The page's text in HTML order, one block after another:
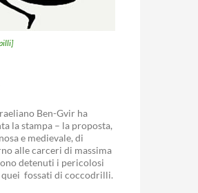
Ben-Gvir ha
la stampa – la proposta,
e medievale, di
alle carceri di massima
detenuti i pericolosi
quei fossati di coccodrilli.